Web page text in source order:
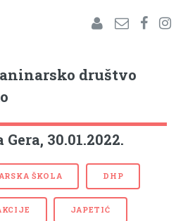
društvo
30.01.2022.
ŠKOLA DHP
JAPETIĆ